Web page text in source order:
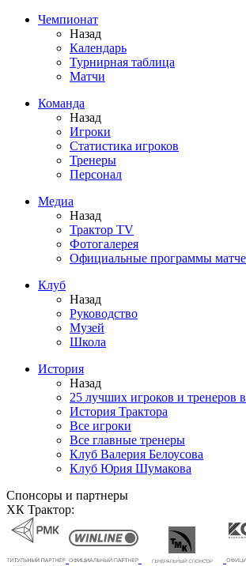
Чемпионат
Назад
Календарь
Турнирная таблица
Матчи
Команда
Назад
Игроки
Статистика игроков
Тренеры
Персонал
Медиа
Назад
Трактор TV
Фотогалерея
Официальные программы
Клуб
Назад
Руководство
Музей
Школа
История
Назад
25 лучших игроков и тренеров
История Трактора
Все игроки
Все главные тренеры
Клуб Валерия Белоусова
Клуб Юрия Шумакова
Спонсоры и партнеры
ХК Трактор: